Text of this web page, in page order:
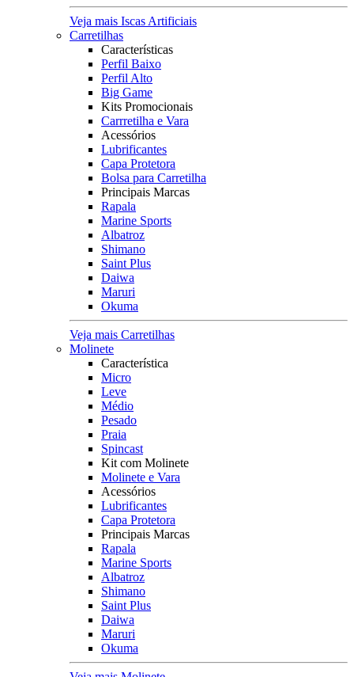
Veja mais Iscas Artificiais
Carretilhas
Características
Perfil Baixo
Perfil Alto
Big Game
Kits Promocionais
Carrretilha e Vara
Acessórios
Lubrificantes
Capa Protetora
Bolsa para Carretilha
Principais Marcas
Rapala
Marine Sports
Albatroz
Shimano
Saint Plus
Daiwa
Maruri
Okuma
Veja mais Carretilhas
Molinete
Característica
Micro
Leve
Médio
Pesado
Praia
Spincast
Kit com Molinete
Molinete e Vara
Acessórios
Lubrificantes
Capa Protetora
Principais Marcas
Rapala
Marine Sports
Albatroz
Shimano
Saint Plus
Daiwa
Maruri
Okuma